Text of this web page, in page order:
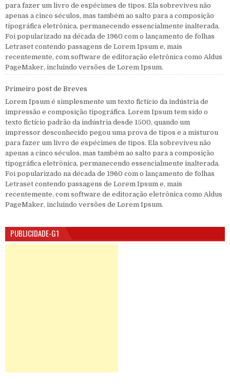
para fazer um livro de espécimes de tipos. Ela sobreviveu não
apenas a cinco séculos, mas também ao salto para a composição
tipográfica eletrônica, permanecendo essencialmente inalterada.
Foi popularizado na década de 1960 com o lançamento de folhas
Letraset contendo passagens de Lorem Ipsum e, mais
recentemente, com software de editoração eletrônica como Aldus
PageMaker, incluindo versões de Lorem Ipsum.
Primeiro post de Breves
Lorem Ipsum é simplesmente um texto fictício da indústria de
impressão e composição tipográfica. Lorem Ipsum tem sido o
texto fictício padrão da indústria desde 1500, quando um
impressor desconhecido pegou uma prova de tipos e a misturou
para fazer um livro de espécimes de tipos. Ela sobreviveu não
apenas a cinco séculos, mas também ao salto para a composição
tipográfica eletrônica, permanecendo essencialmente inalterada.
Foi popularizado na década de 1960 com o lançamento de folhas
Letraset contendo passagens de Lorem Ipsum e, mais
recentemente, com software de editoração eletrônica como Aldus
PageMaker, incluindo versões de Lorem Ipsum.
PUBLICIDADE-G1